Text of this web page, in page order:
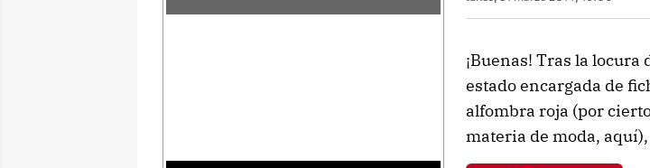
¡Buenas! Tras la locura
estado encargada de
alfombra roja (por
materia de moda,